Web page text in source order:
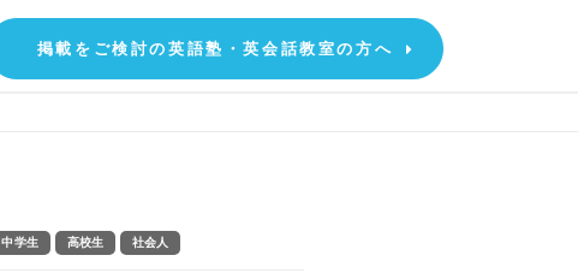
掲載をご検討の英語塾・英会話教室の方へ
中学生 高校生 社会人